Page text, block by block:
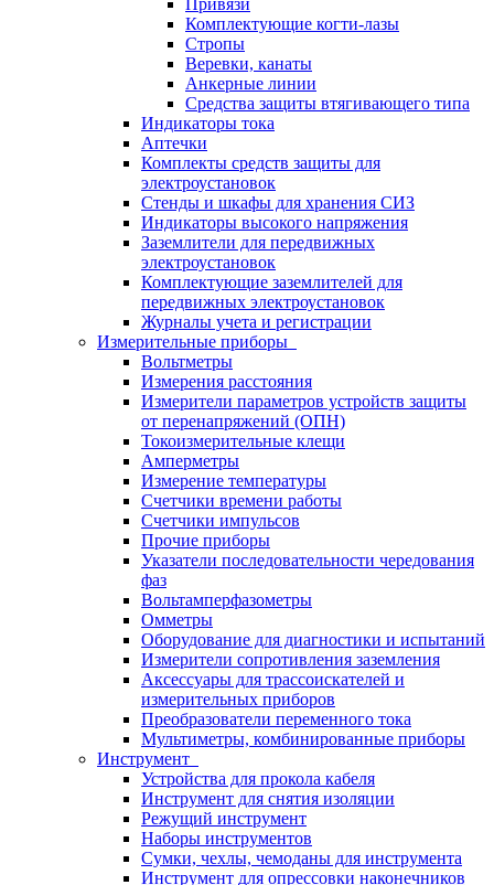
Привязи
Комплектующие когти-лазы
Стропы
Веревки, канаты
Анкерные линии
Средства защиты втягивающего типа
Индикаторы тока
Аптечки
Комплекты средств защиты для
электроустановок
Стенды и шкафы для хранения СИЗ
Индикаторы высокого напряжения
Заземлители для передвижных
электроустановок
Комплектующие заземлителей для
передвижных электроустановок
Журналы учета и регистрации
Измерительные приборы
Вольтметры
Измерения расстояния
Измерители параметров устройств защиты
от перенапряжений (ОПН)
Токоизмерительные клещи
Амперметры
Измерение температуры
Счетчики времени работы
Счетчики импульсов
Прочие приборы
Указатели последовательности чередования
фаз
Вольтамперфазометры
Омметры
Оборудование для диагностики и испытаний
Измерители сопротивления заземления
Аксессуары для трассоискателей и
измерительных приборов
Преобразователи переменного тока
Мультиметры, комбинированные приборы
Инструмент
Устройства для прокола кабеля
Инструмент для снятия изоляции
Режущий инструмент
Наборы инструментов
Сумки, чехлы, чемоданы для инструмента
Инструмент для опрессовки наконечников